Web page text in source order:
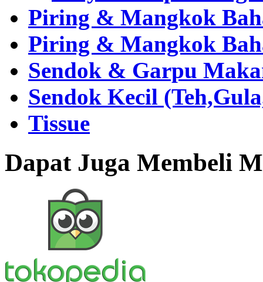
Piring & Mangkok
Piring & Mangkok
Sendok & Garpu
Sendok Kecil
Tissue
Dapat Juga Membeli